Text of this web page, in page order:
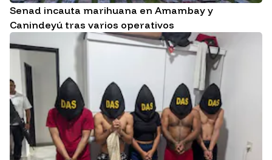
Senad incauta marihuana en Amambay y
Canindeyú tras varios operativos